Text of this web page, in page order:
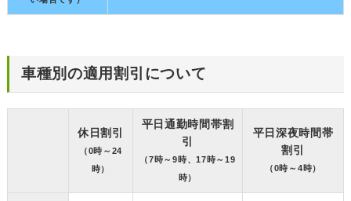
車種別の適用割引について
休日割引
（0時～24
時）
平日通勤時間帯割
引
（7時～9時、17時～19
時）
平日深夜時間帯
割引
（0時～4時）